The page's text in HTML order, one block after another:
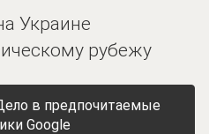
Украине
рубежу
в предпочитаемые
Google